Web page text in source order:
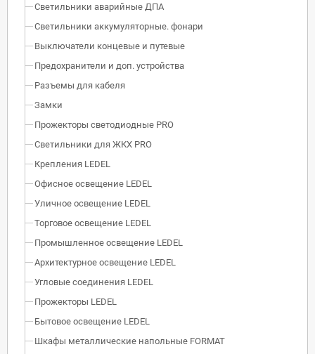
Светильники аварийные ДПА
Светильники аккумуляторные. фонари
Выключатели концевые и путевые
Предохранители и доп. устройства
Разъемы для кабеля
Замки
Прожекторы светодиодные PRO
Светильники для ЖКХ PRO
Крепления LEDEL
Офисное освещение LEDEL
Уличное освещение LEDEL
Торговое освещение LEDEL
Промышленное освещение LEDEL
Архитектурное освещение LEDEL
Угловые соединения LEDEL
Прожекторы LEDEL
Бытовое освещение LEDEL
Шкафы металлические напольные FORMAT